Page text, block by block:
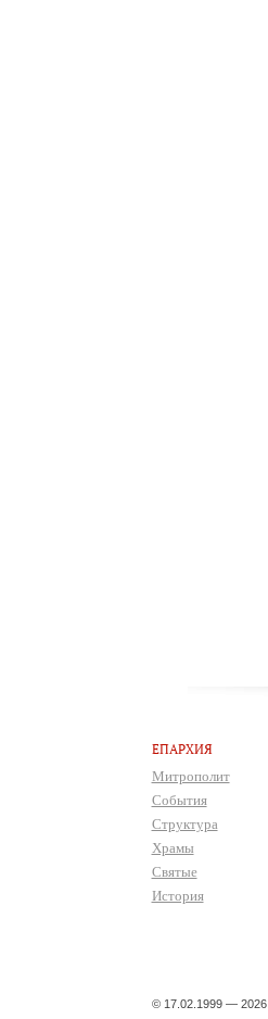
ЕПАРХИЯ
Митрополит
События
Структура
Храмы
Святые
История
© 17.02.1999 — 2026